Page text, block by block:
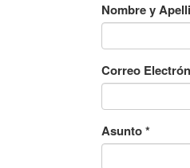
Nombre y
Correo
Asunto*